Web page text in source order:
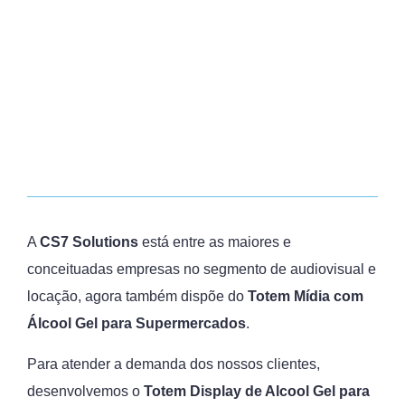
A CS7 Solutions está entre as maiores e
conceituadas empresas no segmento de audiovisual e
locação, agora também dispõe do Totem Mídia com
Álcool Gel para Supermercados.
Para atender a demanda dos nossos clientes,
desenvolvemos o Totem Display de Alcool Gel para